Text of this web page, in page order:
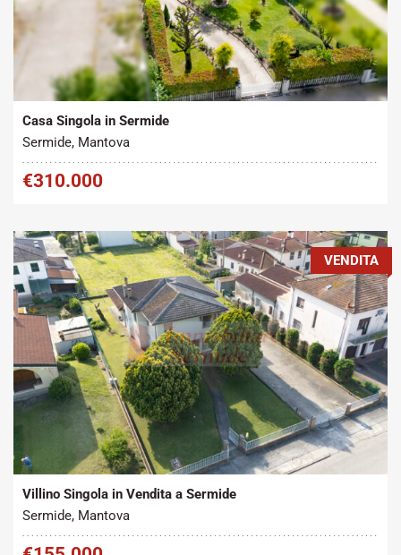
Tipo contratto:
Vendita
Metratura Commerciale:
300 m
Casa Singola in Sermide
Sermide, Mantova
€310.000
Tipo contratto:
Vendita
Metratura Commerciale:
300 m2
VENDITA
Villino Singola in Vendita a Sermide
Sermide, Mantova